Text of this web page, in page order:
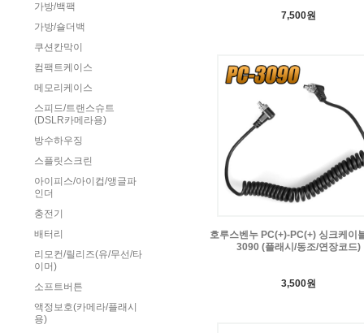
가방/백팩
가방/숄더백
쿠션칸막이
컴팩트케이스
메모리케이스
스피드/트랜스슈트
(DSLR카메라용)
방수하우징
스플릿스크린
아이피스/아이컵/앵글파
인더
충전기
배터리
리모컨/릴리즈(유/무선/타
이머)
소프트버튼
액정보호(카메라/플래시
용)
7,500원
호루스벤누 PC(+)-PC(+) 싱크케이
3090 (플래시/동조/연장코드)
3,500원